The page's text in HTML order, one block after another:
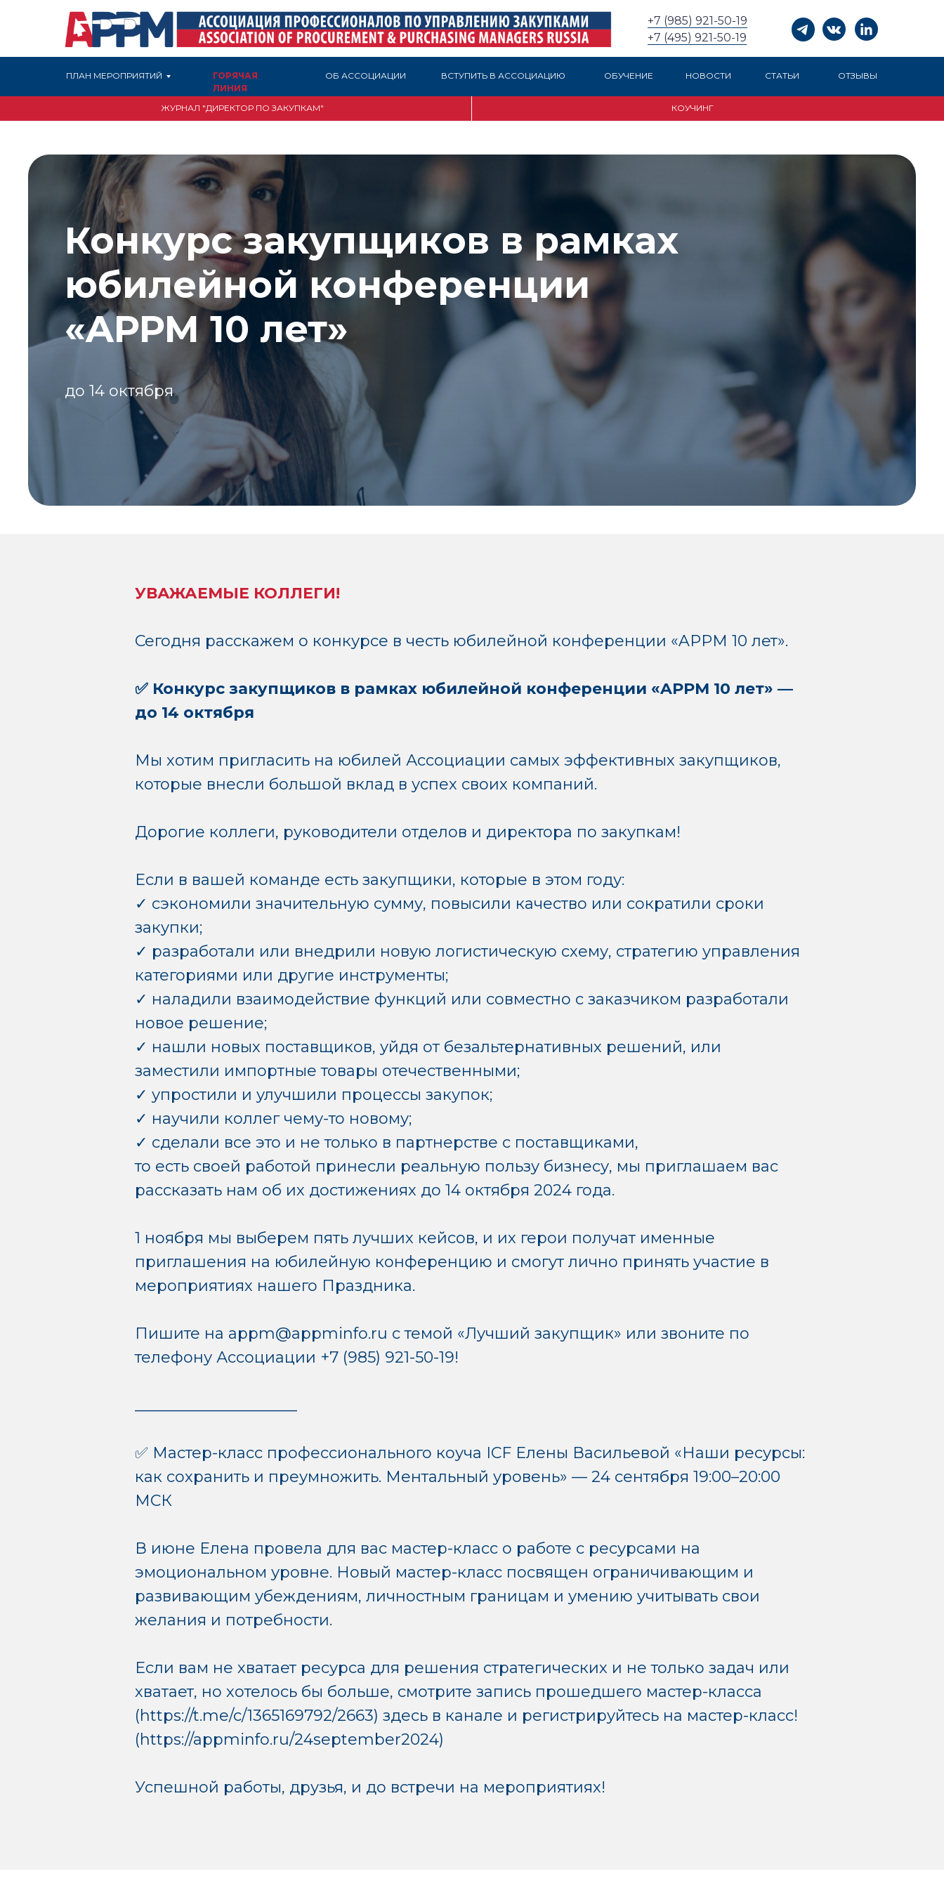
ПЛАН МЕРОПРИЯТИЙ ВСТУПИТЬ В АССОЦИАЦИЮ
ГОРЯЧАЯ
ЛИНИЯ
ОБ АССОЦИАЦИИ СТАТЬИ
НОВОСТИ
ОБУЧЕНИЕ
КОУЧИНГ
+7 (985) 921-50-19
+7 (495) 921-50-19
ЖУРНАЛ "ДИРЕКТОР ПО ЗАКУПКАМ"
ОТЗЫВЫ
Конкурс закупщиков в рамках
юбилейной конференции
«APPM 10 лет»
до 14 октября
УВАЖАЕМЫЕ КОЛЛЕГИ!
Сегодня расскажем о конкурсе в честь юбилейной конференции «APPM 10 лет».
✅ Конкурс закупщиков в рамках юбилейной конференции «APPM 10 лет» —
до 14 октября
Мы хотим пригласить на юбилей Ассоциации самых эффективных закупщиков,
которые внесли большой вклад в успех своих компаний.
Дорогие коллеги, руководители отделов и директора по закупкам!
Если в вашей команде есть закупщики, которые в этом году:
✓ сэкономили значительную сумму, повысили качество или сократили сроки
закупки;
✓ разработали или внедрили новую логистическую схему, стратегию управления
категориями или другие инструменты;
✓ наладили взаимодействие функций или совместно с заказчиком разработали
новое решение;
✓ нашли новых поставщиков, уйдя от безальтернативных решений, или
заместили импортные товары отечественными;
✓ упростили и улучшили процессы закупок;
✓ научили коллег чему-то новому;
✓ сделали все это и не только в партнерстве с поставщиками,
то есть своей работой принесли реальную пользу бизнесу, мы приглашаем вас
рассказать нам об их достижениях до 14 октября 2024 года.
1 ноября мы выберем пять лучших кейсов, и их герои получат именные
приглашения на юбилейную конференцию и смогут лично принять участие в
мероприятиях нашего Праздника.
Пишите на appm@appminfo.ru с темой «Лучший закупщик» или звоните по
телефону Ассоциации +7 (985) 921-50-19!
_____________________
✅ Мастер-класс профессионального коуча ICF Елены Васильевой «Наши ресурсы:
как сохранить и преумножить. Ментальный уровень» — 24 сентября 19:00–20:00
МСК
В июне Елена провела для вас мастер-класс о работе с ресурсами на
эмоциональном уровне. Новый мастер-класс посвящен ограничивающим и
развивающим убеждениям, личностным границам и умению учитывать свои
желания и потребности.
Если вам не хватает ресурса для решения стратегических и не только задач или
хватает, но хотелось бы больше, смотрите запись прошедшего мастер-класса
(https://t.me/c/1365169792/2663) здесь в канале и регистрируйтесь на мастер-класс!
(https://appminfo.ru/24september2024)
Успешной работы, друзья, и до встречи на мероприятиях!